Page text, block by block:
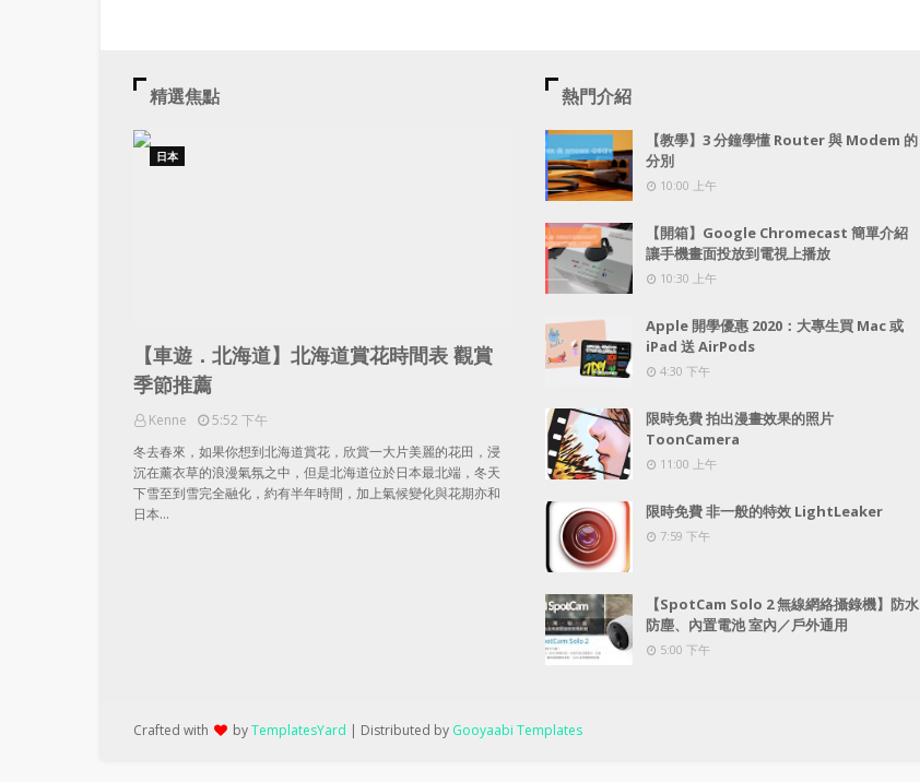
精選焦點
日本
【車遊．北海道】北海道賞花時間表 觀賞
季節推薦
Kenne
5:52 下午
冬去春來，如果你想到北海道賞花，欣賞一大片美麗的花田，浸
沉在薰衣草的浪漫氣氛之中，但是北海道位於日本最北端，冬天
下雪至到雪完全融化，約有半年時間，加上氣候變化與花期亦和
日本…
熱門介紹
【教學】3 分鐘學懂 Router 與 Modem 的
分別
10:00 上午
【開箱】Google Chromecast 簡單介紹
讓手機畫面投放到電視上播放
10:30 上午
Apple 開學優惠 2020：大專生買 Mac 或
iPad 送 AirPods
4:30 下午
限時免費 拍出漫畫效果的照片
ToonCamera
11:00 上午
限時免費 非一般的特效 LightLeaker
7:59 下午
【SpotCam Solo 2 無線網絡攝錄機】防水
防塵、內置電池 室內／戶外通用
5:00 下午
Crafted with byTemplatesYard | Distributed by Gooyaabi Templates